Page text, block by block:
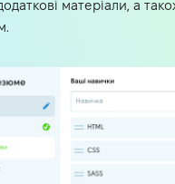
матеріали, а